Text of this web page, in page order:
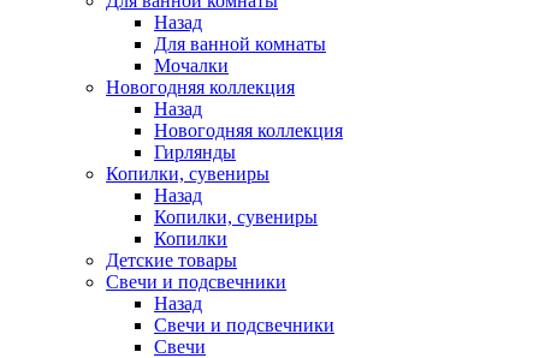
Назад
Для ванной комнаты
Мочалки
Новогодняя коллекция
Назад
Новогодняя коллекция
Гирлянды
Копилки, сувениры
Назад
Копилки, сувениры
Копилки
Детские товары
Свечи и подсвечники
Назад
Свечи и подсвечники
Свечи